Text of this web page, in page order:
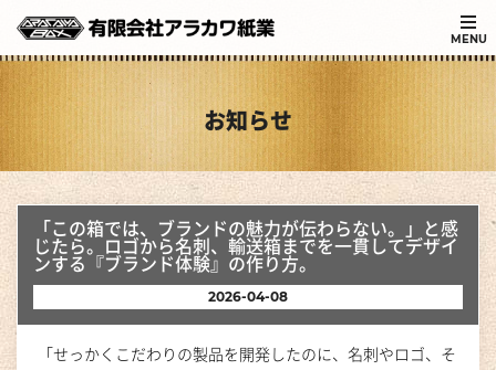
MENU
お知らせ
「この箱では、ブランドの魅力が伝わらない。」と感
じたら。ロゴから名刺、輸送箱までを一貫してデザイ
ンする『ブランド体験』の作り方。
2026-04-08
「せっかくこだわりの製品を開発したのに、名刺やロゴ、そ